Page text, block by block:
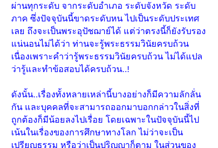
ผ่านทุกระดับ จากระดับอำเภอ ระดับจังหวัด ระดับ
ภาค ซึ่งปัจจุบันนี้ขาดระดับหน ไปเป็นระดับประเทศ
เลย ถึงจะเป็นพระอุปัชฌาย์ได้ แต่ว่าตรงนี้ก็ยังรับรอง
แน่นอนไม่ได้ว่า ท่านจะรู้พระธรรมวินัยครบถ้วน
เนื่องเพราะคำว่ารู้พระธรรมวินัยครบถ้วน ไม่ได้แปล
ว่ารู้และทำข้อสอบได้ครบถ้วน..!
ดังนั้น..เรื่องทั้งหลายเหล่านี้บางอย่างก็มีความลักลั่น
กัน และบุคคลที่จะสามารถออกมาบอกกล่าวในสิ่งที่
ถูกต้องก็มีน้อยลงไปเรื่อย โดยเฉพาะในปัจจุบันนี้ไป
เน้นในเรื่องของการศึกษาทางโลก ไม่ว่าจะเป็น
เปรียญธรรม หรือว่าเป็นปริญญาก็ตาม ในส่วนของ